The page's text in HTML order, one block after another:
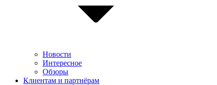
Новости
Интересное
Обзоры
Клиентам и партнёрам